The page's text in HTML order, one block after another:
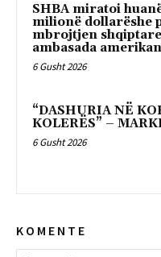
SHBA miratoi
milionë dollarëshe
mbrojtjen
ambasada
6 Gusht 2026
“DASHURIA NË
KOLERËS” –
6 Gusht 2026
K O M E N T E